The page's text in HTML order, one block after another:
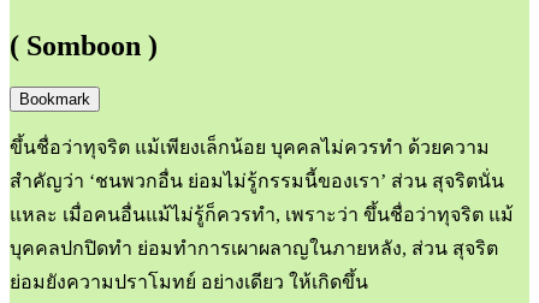
( Somboon )
Bookmark
ขึ้นชื่อว่าทุจริต แม้เพียงเล็กน้อย บุคคลไม่ควรทำ ด้วยความ
สำคัญว่า ‘ชนพวกอื่น ย่อมไม่รู้กรรมนี้ของเรา’ ส่วน สุจริตนั่น
แหละ เมื่อคนอื่นแม้ไม่รู้ก็ควรทำ, เพราะว่า ขึ้นชื่อว่าทุจริต แม้
บุคคลปกปิดทำ ย่อมทำการเผาผลาญในภายหลัง, ส่วน สุจริต
ย่อมยังความปราโมทย์ อย่างเดียว ให้เกิดขึ้น